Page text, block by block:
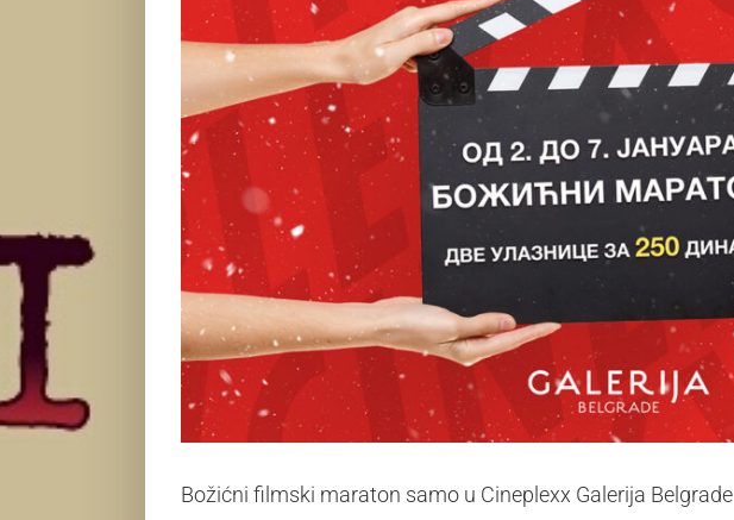
Božićni filmski maraton samo u Cineplexx Galerija Belgrade